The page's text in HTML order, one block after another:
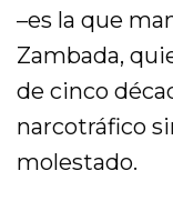
–es la que
Zambada,
de cinco
narcotráfico
molestado.